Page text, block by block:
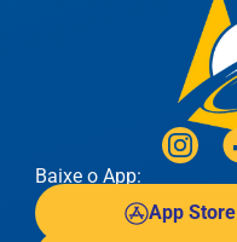
Baixe o App:
App Store